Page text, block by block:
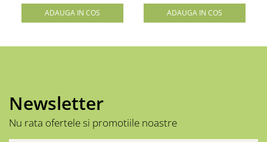
ADAUGA IN COS ADAUGA IN COS
Newsletter
Nu rata ofertele si promotiile noastre